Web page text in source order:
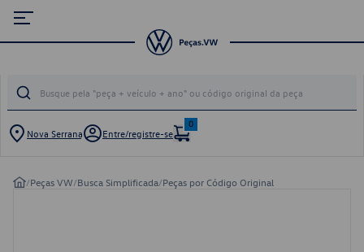
Nova Serrana Entre/registre-se
0
/Peças VW/Busca Simplificada/Peças por Código Original